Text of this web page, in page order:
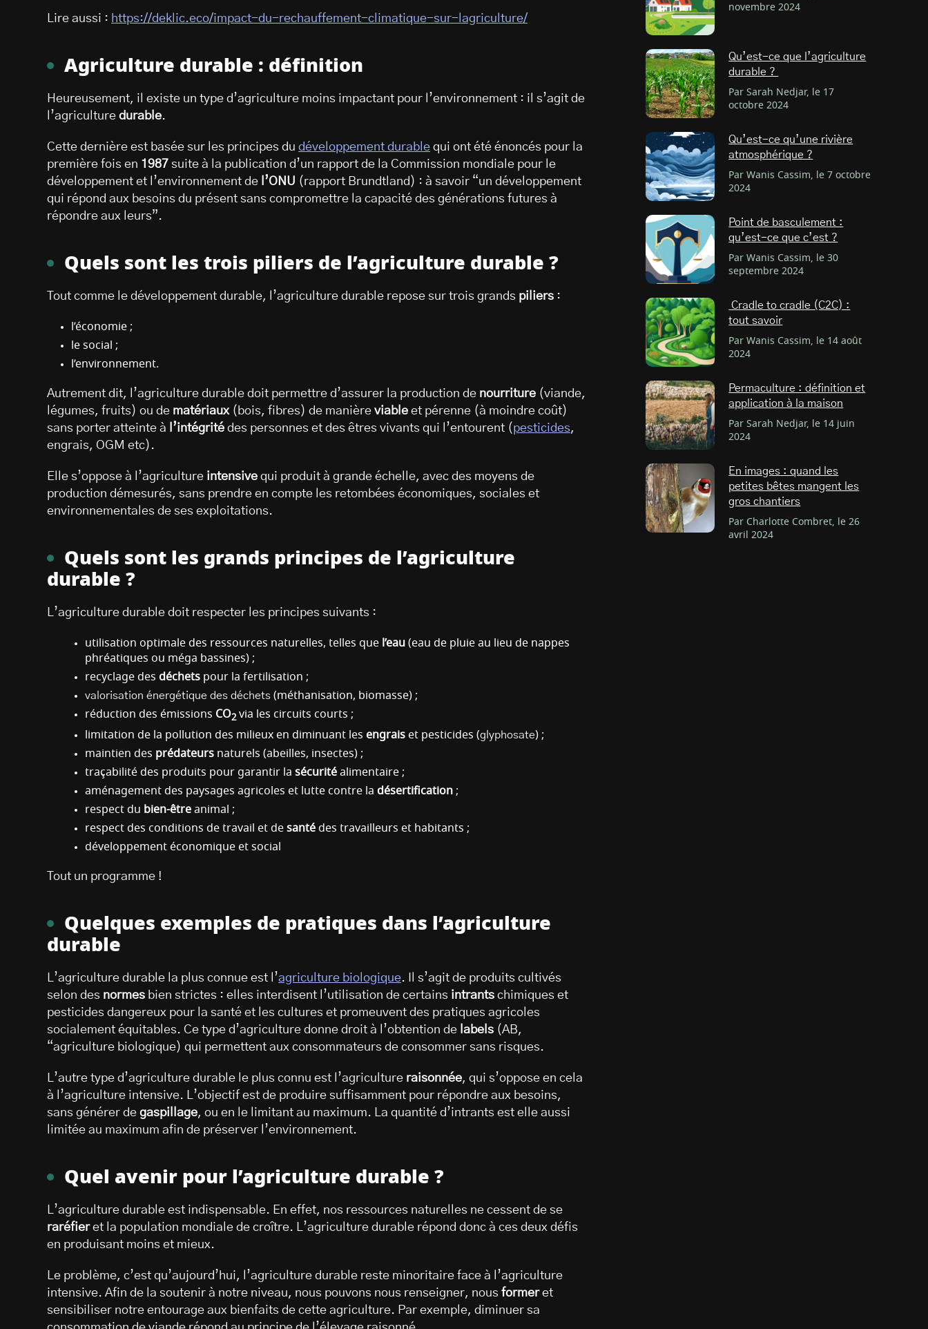
Lire aussi : https://deklic.eco/impact-du-rechauffement-climatique-sur-lagriculture/
Agriculture durable : définition
Heureusement, il existe un type d’agriculture moins impactant pour l’environnement : il s’agit de
l’agriculture durable.
Cette dernière est basée sur les principes du développement durable qui ont été énoncés pour la
première fois en 1987 suite à la publication d’un rapport de la Commission mondiale pour le
développement et l’environnement de l’ONU (rapport Brundtland) : à savoir “un développement
qui répond aux besoins du présent sans compromettre la capacité des générations futures à
répondre aux leurs”.
Quels sont les trois piliers de l’agriculture durable ?
Tout comme le développement durable, l’agriculture durable repose sur trois grands piliers :
l’économie ;
le social ;
l’environnement.
Autrement dit, l’agriculture durable doit permettre d’assurer la production de nourriture (viande,
légumes, fruits) ou de matériaux(bois, fibres) de manière viable et pérenne (à moindre coût)
sans porter atteinte à
l’intégrité des personnes et des êtres vivants qui l’entourent (pesticides,
engrais, OGM etc).
Elle s’oppose à l’agriculture intensive qui produit à grande échelle, avec des moyens de
production démesurés, sans prendre en compte les retombées économiques, sociales et
environnementales de ses exploitations.
Quels sont les grands principes de l’agriculture
durable ?
L’agriculture durable doit respecter les principes suivants :
utilisation optimale des ressources naturelles, telles que l’eau (eau de pluie au lieu de nappes
phréatiques ou méga bassines) ;
recyclage des déchets pour la fertilisation ;
valorisation énergétique des déchets (méthanisation, biomasse) ;
réduction des émissions CO2 via les circuits courts ;
limitation de la pollution des milieux en diminuant les engrais et pesticides (glyphosate) ;
maintien des prédateurs naturels (abeilles, insectes) ;
traçabilité des produits pour garantir la sécurité alimentaire ;
aménagement des paysages agricoles et lutte contre la désertification ;
respect du bien-être animal ;
respect des conditions de travail et de santé des travailleurs et habitants ;
développement économique et social
Tout un programme !
Quelques exemples de pratiques dans l’agriculture
durable
L’agriculture durable la plus connue est l’agriculture biologique. Il s’agit de produits cultivés
selon des normes bien strictes : elles interdisent l’utilisation de certains intrants chimiques et
pesticides dangereux pour la santé et les cultures et promeuvent des pratiques agricoles
socialement équitables. Ce type d’agriculture donne droit à l’obtention de labels (AB,
“agriculture biologique) qui permettent aux consommateurs de consommer sans risques.
L’autre type d’agriculture durable le plus connu est l’agriculture raisonnée, qui s’oppose en cela
à l’agriculture intensive. L’objectif est de produire suffisamment pour répondre aux besoins,
sans générer de gaspillage, ou en le limitant au maximum. La quantité d’intrants est elle aussi
limitée au maximum afin de préserver l’environnement.
Quel avenir pour l’agriculture durable ?
L’agriculture durable est indispensable. En effet, nos ressources naturelles ne cessent de se
raréfieret la population mondiale de croître. L’agriculture durable répond donc à ces deux défis
en produisant moins et mieux.
Le problème, c’est qu’aujourd’hui, l’agriculture durable reste minoritaire face à l’agriculture
intensive. Afin de la soutenir à notre niveau, nous pouvons nous renseigner, nous formeret
sensibiliser notre entourage aux bienfaits de cette agriculture. Par exemple, diminuer sa
novembre 2024
Qu’est-ce que l’agriculture
durable ?
Par Sarah Nedjar, le 17
octobre 2024
Qu’est-ce qu’une rivière
atmosphérique ?
Par Wanis Cassim, le 7 octobre
2024
Point de basculement :
qu’est-ce que c’est ?
Par Wanis Cassim, le 30
septembre 2024
Cradle to cradle (C2C) :
tout savoir
Par Wanis Cassim, le 14 août
2024
Permaculture : définition et
application à la maison
Par Sarah Nedjar, le 14 juin
2024
En images : quand les
petites bêtes mangent les
gros chantiers
Par Charlotte Combret, le 26
avril 2024